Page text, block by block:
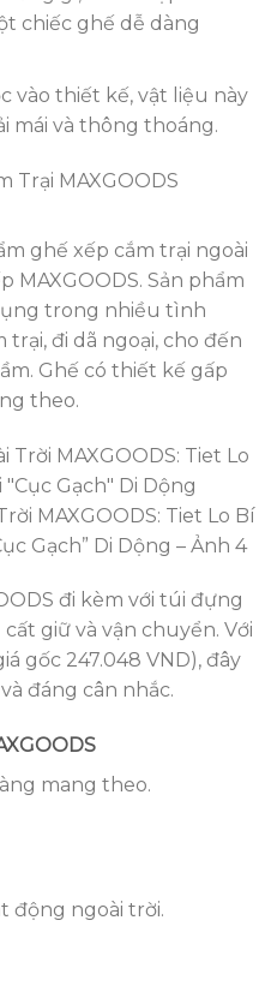
chiếc ghế dễ dàng
vào thiết kế, vật liệu này
mái và thông thoáng.
Trại MAXGOODS
ghế xếp cắm trại ngoài
MAXGOODS. Sản phẩm
trong nhiều tình
đi dã ngoại, cho đến
Ghế có thiết kế gấp
theo.
MAXGOODS: Tiet Lo Bí
Gạch” Di Dộng – Ảnh 4
đi kèm với túi đựng
giữ và vận chuyển. Với
gốc 247.048 VND), đây
đáng cân nhắc.
mang theo.
động ngoài trời.